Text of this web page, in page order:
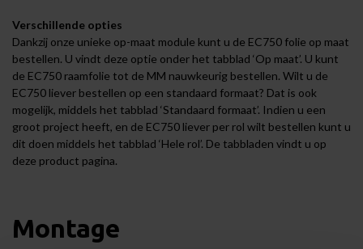
Verschillende opties
Dankzij onze unieke op-maat module kunt u de EC750 folie op maat
bestellen. U vindt deze optie onder het tabblad ‘Op maat’. U kunt
de EC750 raamfolie tot de MM nauwkeurig bestellen. Wilt u de
EC750 liever bestellen op een standaard formaat? Dat is ook
mogelijk, middels het tabblad ‘Standaard formaat’. Indien u een
groot project heeft, en de EC750 liever per rol wilt bestellen kunt u
dit doen middels het tabblad ‘Hele rol’. De tabbladen vindt u op
deze product pagina.
Montage